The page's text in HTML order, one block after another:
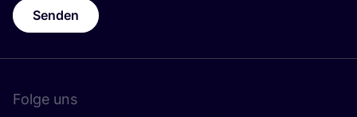
Senden
Folge uns